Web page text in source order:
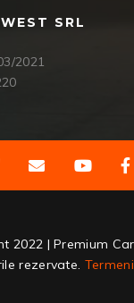
SRL
2021
2022 | Premium
rezervate.